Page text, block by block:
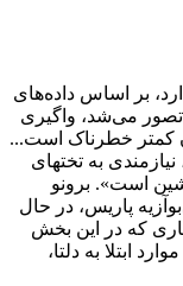
بر اساس داده‌های
می‌شد، واگیری
کمتر خطرناک است...
به تختهای
است». برونو
پاریس، در حال
که در این بخش
ابتلا به دلتا،